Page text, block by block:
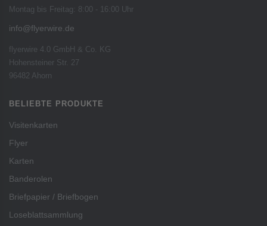
Montag bis Freitag: 8:00 - 16:00 Uhr
info@flyerwire.de
flyerwire 4.0 GmbH & Co. KG
Hohensteiner Str. 27
96482 Ahorn
BELIEBTE PRODUKTE
Visitenkarten
Flyer
Karten
Banderolen
Briefpapier / Briefbogen
Loseblattsammlung